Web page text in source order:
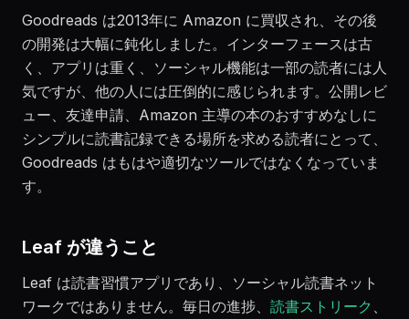
Goodreads は2013年に Amazon に買収され、その後
の開発は大幅に鈍化しました。インターフェースは古
く、アプリは重く、ソーシャル機能は一部の読者には人
気ですが、他の人には圧倒的に感じられます。公開レビ
ュー、友達申請、Amazon 主導の本のおすすめなしに
シンプルに読書記録できる場所を求める読者にとって、
Goodreads はもはや適切なツールではなくなっていま
す。
Leaf が違うこと
Leaf は読書習慣アプリであり、ソーシャル読書ネット
ワークではありません。毎日の進捗、 読書ストリーク